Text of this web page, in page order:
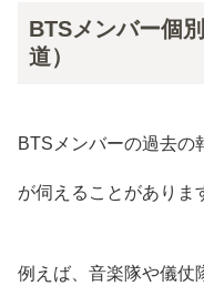
BTSメンバー個
道）
BTSメンバーの過去の
が伺えることがありま
例えば、音楽隊や儀仗